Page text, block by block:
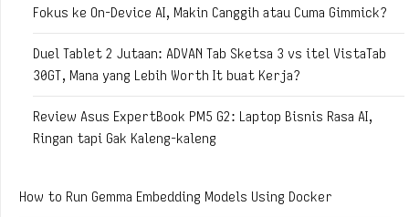
Fokus ke On-Device AI, Makin Canggih atau Cuma Gimmick?
Duel Tablet 2 Jutaan: ADVAN Tab Sketsa 3 vs itel VistaTab
30GT, Mana yang Lebih Worth It buat Kerja?
Review Asus ExpertBook PM5 G2: Laptop Bisnis Rasa AI,
Ringan tapi Gak Kaleng-kaleng
How to Run Gemma Embedding Models Using Docker